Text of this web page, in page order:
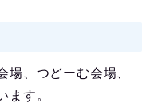
場、つどーむ会場、
ます。